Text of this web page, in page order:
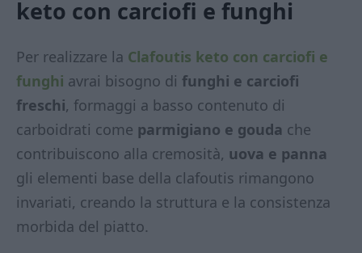
keto con carciofi e funghi
Per realizzare la Clafoutis keto con carciofi e
funghi avrai bisogno di funghi e carciofi
freschi, formaggi a basso contenuto di
carboidrati come parmigiano e gouda che
contribuiscono alla cremosità, uova e panna
gli elementi base della clafoutis rimangono
invariati, creando la struttura e la consistenza
morbida del piatto.